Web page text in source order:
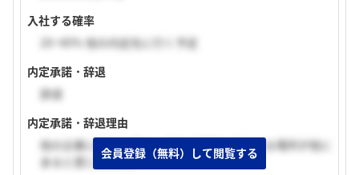
入社する確率
20~40% 他の内定先に行く予定
内定承諾・辞退
辞退
内定承諾・辞退理由
他の企業に魅力を感じ、自身の専門を活かせる場所が他に
あると感じたため。
会員登録（無料）して閲覧する